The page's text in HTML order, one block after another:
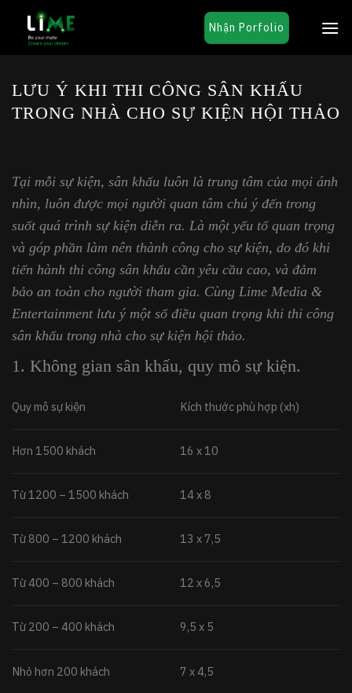
Chuyển
Nhận Porfolio
LƯU Ý KHI THI CÔNG SÂN KHẤU
TRONG NHÀ CHO SỰ KIỆN HỘI THẢO
Tại mỗi sự kiện, sân khấu luôn là trung tâm của mọi ánh
nhìn, luôn được mọi người quan tâm chú ý đến trong
suốt quá trình sự kiện diễn ra. Là một yếu tố quan trọng
và góp phần làm nên thành công cho sự kiện, do đó khi
tiến hành thi công sân khấu cần yêu cầu cao, và đảm
bảo an toàn cho người tham gia. Cùng Lime Media &
Entertainment lưu ý một số điều quan trọng khi thi công
sân khấu trong nhà cho sự kiện hội thảo.
1. Không gian sân khấu, quy mô sự kiện.
Quy mô sự kiện Kích thước phù hợp (xh)
Hơn 1500 khách 16 x 10
Từ 1200 – 1500 khách 14 x 8
Từ 800 – 1200 khách 13 x 7,5
Từ 400 – 800 khách 12 x 6,5
Từ 200 – 400 khách 9,5 x 5
Nhỏ hơn 200 khách 7 x 4,5